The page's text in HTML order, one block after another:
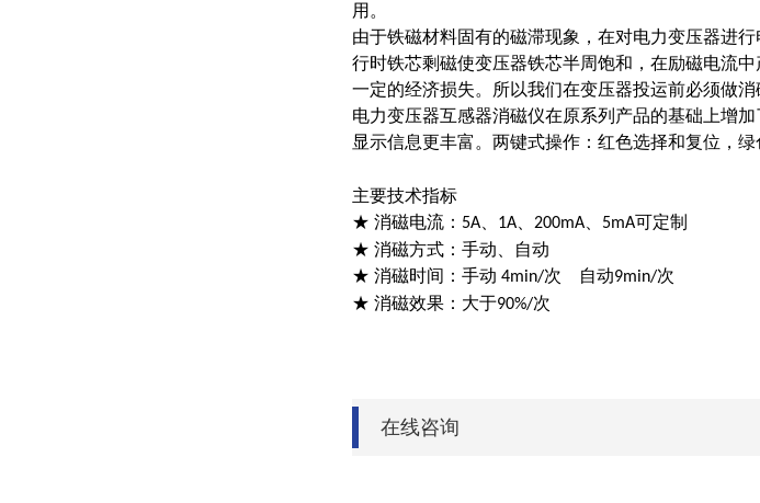
用。
由于铁磁材料固有的磁滞现象，在对电力变压器进
行时铁芯剩磁使变压器铁芯半周饱和，在励磁电流
一定的经济损失。所以我们在变压器投运前必须做消
电力变压器互感器消磁仪在原系列产品的基础上增
显示信息更丰富。两键式操作：红色选择和复位，
主要技术指标
★ 消磁电流： 5A 1A 200mA 5mA可定制
★ 消磁方式：手动、自动
★ 消磁时间：手动 4min/次 自动9min/次
★ 消磁效果：大于90%/次
在线咨询